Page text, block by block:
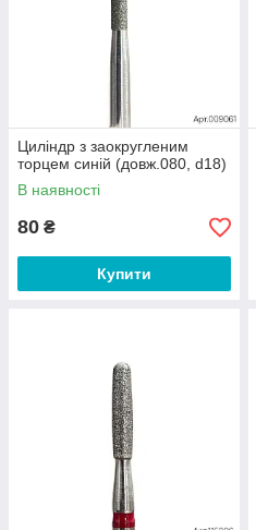
Циліндр з заокругленим
торцем синій (довж.080, d18)
В наявності
80 ₴
Купити